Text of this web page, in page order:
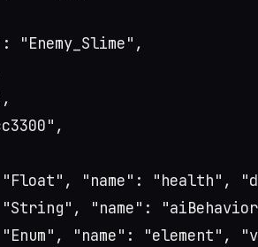
"Enemy_Slime",
"name": "health",
"name":
"name": "element",